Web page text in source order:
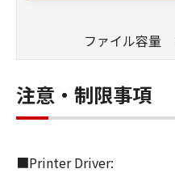
がないこと、そ
キヤノン、キヤノ
ン株式会社および
連して生ずる直接
ファイル容量
注意・制限事項
■Printer Driver: